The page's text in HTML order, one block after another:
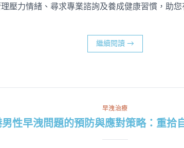
壓力情緒、尋求專業諮詢及養成健康習慣，助
繼續閱讀 →
早洩治療
性早洩問題的預防與應對策略：重拾